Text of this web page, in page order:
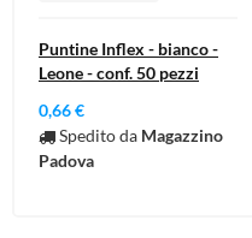
Puntine Inflex - bianco -
Leone - conf. 50 pezzi
0,66 €
Spedito da Magazzino
Padova